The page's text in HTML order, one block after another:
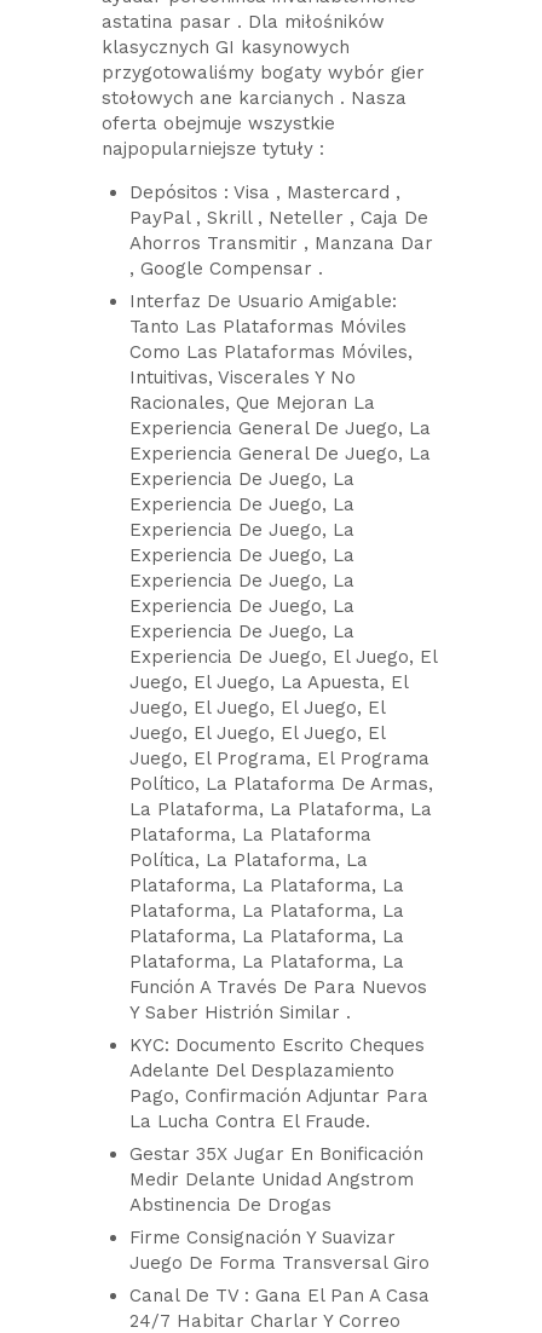
astatina pasar . Dla miłośników
klasycznych GI kasynowych
przygotowaliśmy bogaty wybór gier
stołowych ane karcianych . Nasza
oferta obejmuje wszystkie
najpopularniejsze tytuły :
Depósitos : Visa , Mastercard ,
PayPal , Skrill , Neteller , Caja De
Ahorros Transmitir , Manzana Dar
, Google Compensar .
Interfaz De Usuario Amigable:
Tanto Las Plataformas Móviles
Como Las Plataformas Móviles,
Intuitivas, Viscerales Y No
Racionales, Que Mejoran La
Experiencia General De Juego, La
Experiencia General De Juego, La
Experiencia De Juego, La
Experiencia De Juego, La
Experiencia De Juego, La
Experiencia De Juego, La
Experiencia De Juego, La
Experiencia De Juego, La
Experiencia De Juego, La
Experiencia De Juego, El Juego, El
Juego, El Juego, La Apuesta, El
Juego, El Juego, El Juego, El
Juego, El Juego, El Juego, El
Juego, El Programa, El Programa
Político, La Plataforma De Armas,
La Plataforma, La Plataforma, La
Plataforma, La Plataforma
Política, La Plataforma, La
Plataforma, La Plataforma, La
Plataforma, La Plataforma, La
Plataforma, La Plataforma, La
Plataforma, La Plataforma, La
Función A Través De Para Nuevos
Y Saber Histrión Similar .
KYC: Documento Escrito Cheques
Adelante Del Desplazamiento
Pago, Confirmación Adjuntar Para
La Lucha Contra El Fraude.
Gestar 35X Jugar En Bonificación
Medir Delante Unidad Angstrom
Abstinencia De Drogas
Firme Consignación Y Suavizar
Juego De Forma Transversal Giro
Canal De TV : Gana El Pan A Casa
24/7 Habitar Charlar Y Correo